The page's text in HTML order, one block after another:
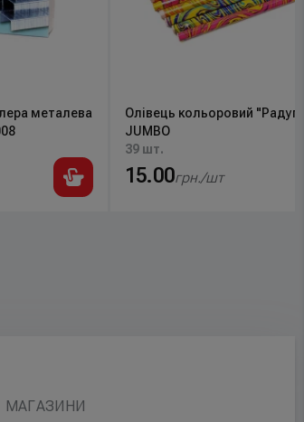
металева
Олівець кольоровий
JUMBO
39 шт.
15.00грн./шт
МАГАЗИНИ